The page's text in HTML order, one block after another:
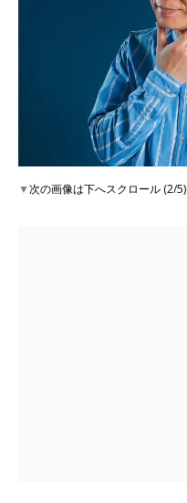
▼次の画像は下へスクロール (2/5)